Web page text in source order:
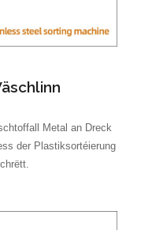
Metal an Dreck
der Plastiksortéierung